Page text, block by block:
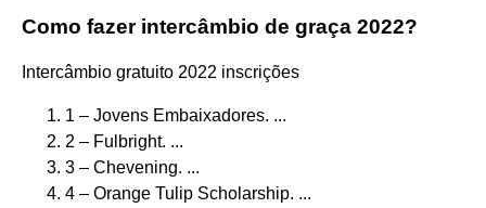
Como fazer intercâmbio de graça 2022?
Intercâmbio gratuito 2022 inscrições
1 – Jovens Embaixadores. ...
2 – Fulbright. ...
3 – Chevening. ...
4 – Orange Tulip Scholarship. ...